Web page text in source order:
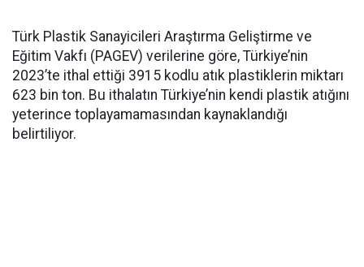
Türk Plastik Sanayicileri Araştırma Geliştirme ve
Eğitim Vakfı (PAGEV) verilerine göre, Türkiye’nin
2023’te ithal ettiği 3915 kodlu atık plastiklerin miktarı
623 bin ton. Bu ithalatın Türkiye’nin kendi plastik atığını
yeterince toplayamamasından kaynaklandığı
belirtiliyor.